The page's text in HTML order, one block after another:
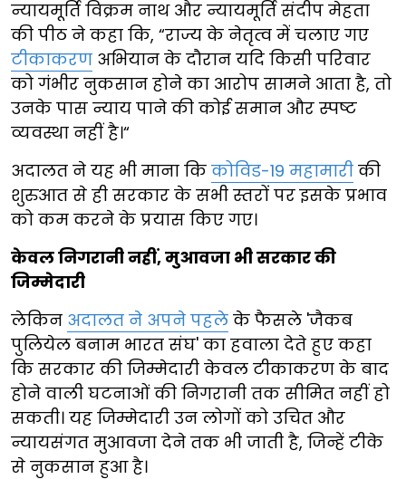
न्यायमूर्ति विक्रम नाथ और न्यायमूर्ति संदीप मेहता
की पीठ ने कहा कि, “राज्य के नेतृत्व में चलाए गए
टीकाकरण अभियान के दौरान यदि किसी परिवार
को गंभीर नुकसान होने का आरोप सामने आता है, तो
उनके पास न्याय पाने की कोई समान और स्पष्ट
व्यवस्था नहीं है।“
अदालत ने यह भी माना कि कोविड-19 महामारी की
शुरुआत से ही सरकार के सभी स्तरों पर इसके प्रभाव
को कम करने के प्रयास किए गए।
केवल निगरानी नहीं, मुआवजा भी सरकार की
जिम्मेदारी
लेकिन अदालत ने अपने पहले के फैसले 'जैकब
पुलियेल बनाम भारत संघ' का हवाला देते हुए कहा
कि सरकार की जिम्मेदारी केवल टीकाकरण के बाद
होने वाली घटनाओं की निगरानी तक सीमित नहीं हो
सकती। यह जिम्मेदारी उन लोगों को उचित और
न्यायसंगत मुआवजा देने तक भी जाती है, जिन्हें टीके
से नुकसान हुआ है।